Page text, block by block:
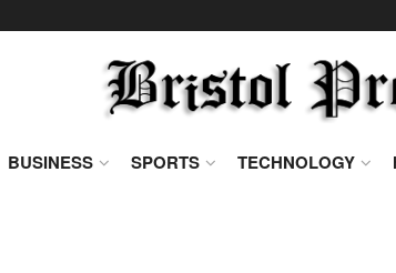
BUSINESS SPORTS TECHNOLOGY